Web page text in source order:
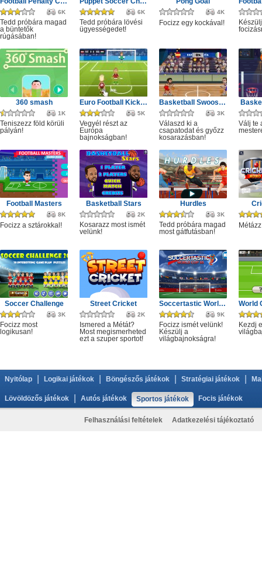
6K
Tedd próbára magad
a büntetők
rúgásában!
6K
Tedd próbára lövési
ügyességedet!
4K
Focizz egy kockával!
360 smash
1K
Teniszezz föld körüli
pályán!
Euro Football Kick 2016
5K
Vegyél részt az
Európa
bajnokságban!
Basketball Swooshes
3K
Válaszd ki a
csapatodat és győzz
kosarazásban!
Válj te
Football Masters
8K
Focizz a sztárokkal!
Basketball Stars
2K
Kosarazz most ismét
velünk!
Hurdles
3K
Tedd próbára magad
most gátfutásban!
Soccer Challenge
3K
Focizz most
logikusan!
Street Cricket
2K
Ismered a Métát?
Most megismerheted
ezt a szuper sportot!
Soccertastic World Cup 18
9K
Focizz ismét velünk!
Készülj a
világbajnokságra!
Kezdj
Nyitólap Logikai játékok Böngészős játékok Stratégiai játékok
Lövöldözős játékok Autós játékok Sportos játékok Focis játékok
Felhasználási feltételek Adatkezelési tájékoztató